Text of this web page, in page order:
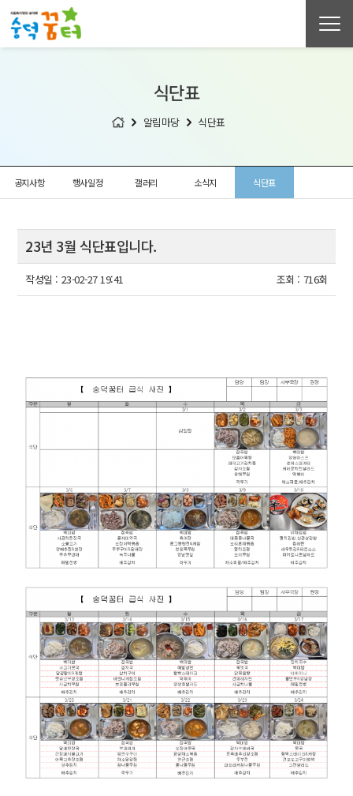
식단표
알림마당 식단표
공지사항 행사일정 갤러리 소식지 식단표
23년 3월 식단표입니다.
작성일 : 23-02-27 19:41 조회 : 716회